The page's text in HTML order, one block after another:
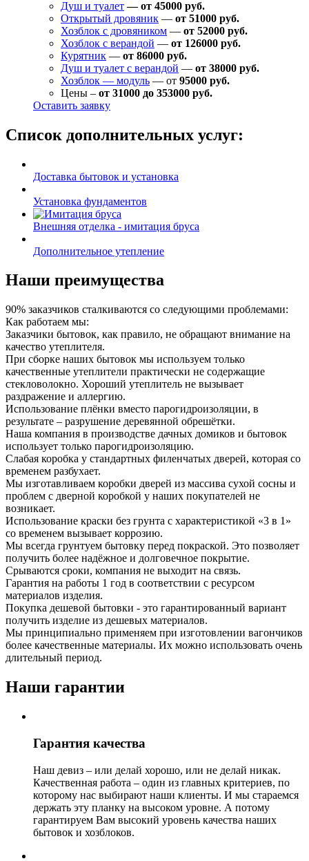
Душ и туалет— от 45000 руб.
Открытый дровяник — от 51000 руб.
Хозблок с дровяником — от 52000 руб.
Хозблок с верандой — от 126000 руб.
Курятник — от 86000 руб.
Душ и туалет с верандой — от 38000 руб.
Хозблок — модуль — от 95000 руб.
Цены – от 31000 до 353000 руб.
Оставить заявку
Список дополнительных услуг:
Доставка бытовок и установка
Установка фундаментов
Внешняя отделка - имитация бруса
Дополнительное утепление
Наши преимущества
90% заказчиков сталкиваются со следующими проблемами:
Как работаем мы:
Заказчики бытовок, как правило, не обращают внимание на
качество утеплителя.
При сборке наших бытовок мы используем только
качественные утеплители практически не содержащие
стекловолокно. Хороший утеплитель не вызывает
раздражение и аллергию.
Использование плёнки вместо парогидроизоляции, в
результате – разрушение деревянной обрешётки.
Наша компания в производстве дачных домиков и бытовок
использует только парогидроизоляцию.
Слабая коробка у стандартных филенчатых дверей, которая со
временем разбухает.
Мы изготавливаем коробки дверей из массива сухой сосны и
проблем с дверной коробкой у наших покупателей не
возникает.
Использование краски без грунта с характеристикой «3 в 1»
со временем вызывает коррозию.
Мы всегда грунтуем бытовку перед покраской. Это позволяет
получить более надёжное и долговечное покрытие.
Срываются сроки, компания не выходит на связь.
Гарантия на работы 1 год в соответствии с ресурсом
материалов изделия.
Покупка дешевой бытовки - это гарантированный вариант
получить изделие из дешевых материалов.
Мы принципиально применяем при изготовлении вагончиков
более качественные материалы. Их можно использовать очень
длительный период.
Наши гарантии
Гарантия качества
Наш девиз – или делай хорошо, или не делай никак.
Качественная работа – один из главных критериев, по
которому нас выбирают наши клиенты. И мы стараемся
держать эту планку на высоком уровне. А потому
гарантируем Вам высокий уровень качества наших
бытовок и хозблоков.